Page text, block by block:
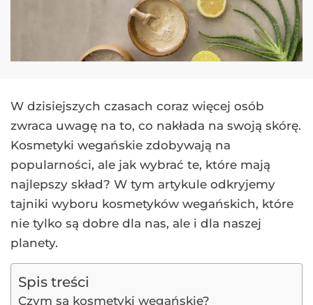
W dzisiejszych czasach coraz więcej osób
zwraca uwagę na to, co nakłada na swoją skórę.
Kosmetyki wegańskie zdobywają na
popularności, ale jak wybrać te, które mają
najlepszy skład? W tym artykule odkryjemy
tajniki wyboru kosmetyków wegańskich, które
nie tylko są dobre dla nas, ale i dla naszej
planety.
Spis treści
Czym są kosmetyki wegańskie?